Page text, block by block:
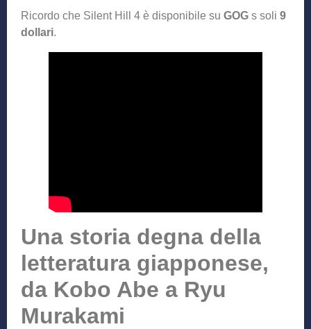
Ricordo che Silent Hill 4 è disponibile su GOG s soli 9
dollari.
Una storia degna della
letteratura giapponese,
da Kobo Abe a Ryu
Murakami